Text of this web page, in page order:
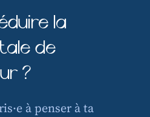
la
de
?
à penser à ta